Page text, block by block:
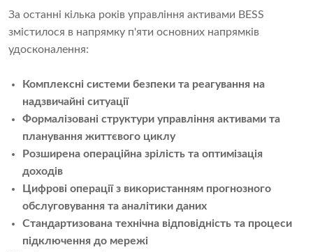
За останні кілька років управління активами BESS
змістилося в напрямку п'яти основних напрямків
удосконалення:
Комплексні системи безпеки та реагування на
надзвичайні ситуації
Формалізовані структури управління активами та
планування життєвого циклу
Розширена операційна зрілість та оптимізація
доходів
Цифрові операції з використанням прогнозного
обслуговування та аналітики даних
Стандартизована технічна відповідність та процеси
підключення до мережі